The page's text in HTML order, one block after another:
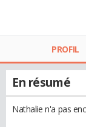
PROFIL
En résumé
Nathalie n'a pas